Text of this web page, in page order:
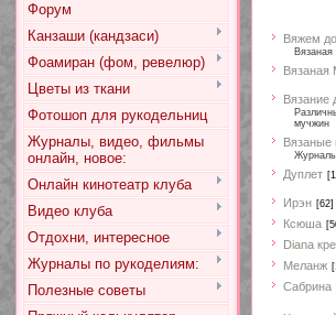
Форум
Канзаши (кандзаси)
Фоамиран (фом, ревелюр)
Цветы из ткани
Фотошоп для рукодельниц
Журналы, видео, фильмы
онлайн, новое:
Онлайн кинотеатр клуба
Видео клуба
Отдохни, интересное
Журналы по рукоделиям:
Полезные советы
Вяжем
Вязаная
Вязание
мучжин
Вязаные
Дуплет
Ирэн [62]
Ксюша
Diana
Меланж
Сабрина